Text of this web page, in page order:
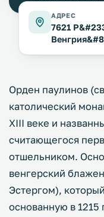
АДРЕС
7621
Орден паулинов
католический
XIII веке и
считающегося
отшельником.
венгерский
Эстергом),
основанную в